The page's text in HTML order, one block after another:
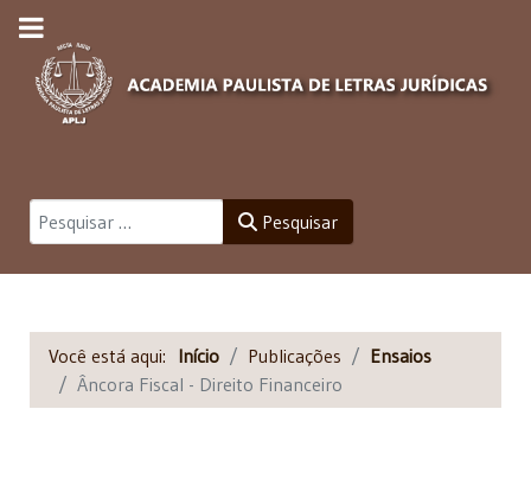
Pesquisar Pesquisar
Você está aqui: Início Publicações
Ensaios
Âncora Fiscal - Direito Financeiro